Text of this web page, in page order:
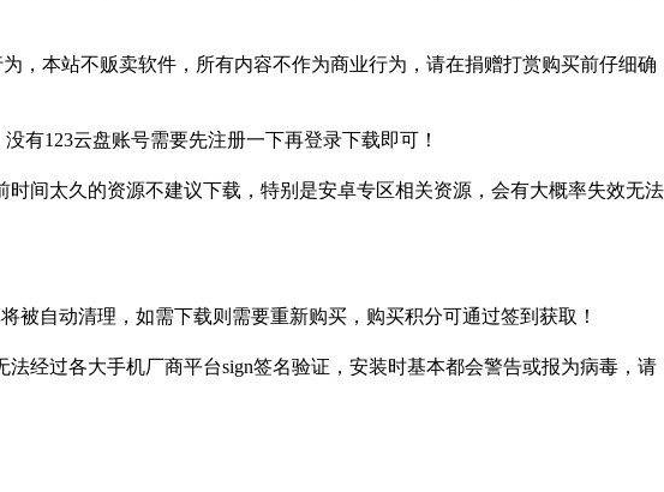
，本站不贩卖软件，所有内容不作为商业行为，请在捐赠打赏购买前仔细确
有123云盘账号需要先注册一下再登录下载即可！
间太久的资源不建议下载，特别是安卓专区相关资源，会有大概率失效无法
自动清理，如需下载则需要重新购买，购买积分可通过签到获取！
经过各大手机厂商平台sign签名验证，安装时基本都会警告或报为病毒，请